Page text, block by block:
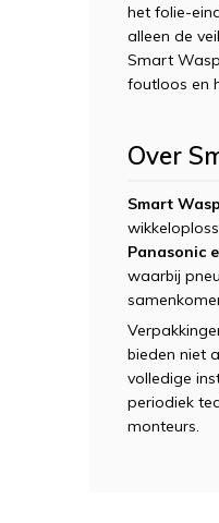
het folie-
alleen de
Smart
foutloos en
Over
Smart
Panasonic
waarbij
bieden niet
volledige
periodiek
monteurs.